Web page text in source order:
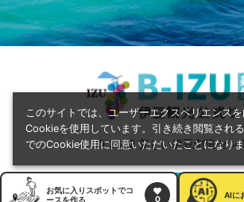
このサイトでは、ユーザーエクスペリエンス
Cookieを使用しています。引き続き閲覧され
でのCookie使用に同意いただいたことになり
お気に入りスポットでコ
ースを作る
0 AIに
© 2022 美しい伊豆創造セン